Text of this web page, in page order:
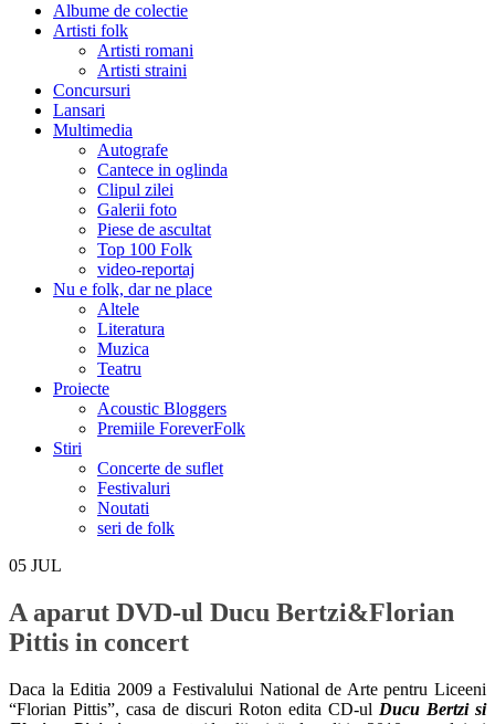
Albume de colectie
Artisti folk
Artisti romani
Artisti straini
Concursuri
Lansari
Multimedia
Autografe
Cantece in oglinda
Clipul zilei
Galerii foto
Piese de ascultat
Top 100 Folk
video-reportaj
Nu e folk, dar ne place
Altele
Literatura
Muzica
Teatru
Proiecte
Acoustic Bloggers
Premiile ForeverFolk
Stiri
Concerte de suflet
Festivaluri
Noutati
seri de folk
05 JUL
A aparut DVD-ul Ducu Bertzi&Florian
Pittis in concert
Daca la Editia 2009 a Festivalului National de Arte pentru Liceeni
“Florian Pittis”, casa de discuri Roton edita CD-ul Ducu Bertzi si